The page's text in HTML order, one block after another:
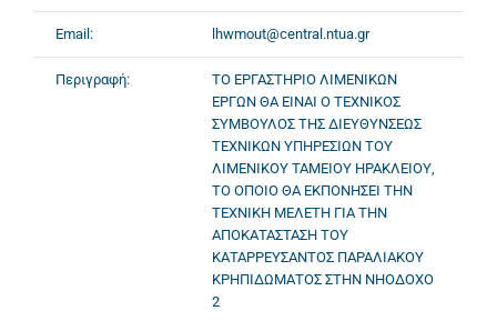
Email: lhwmout@central.ntua.gr
Περιγραφή:
ΤΟ ΕΡΓΑΣΤΗΡΙΟ ΛΙΜΕΝΙΚΩΝ
ΕΡΓΩΝ ΘΑ ΕΙΝΑΙ Ο ΤΕΧΝΙΚΟΣ
ΣΥΜΒΟΥΛΟΣ ΤΗΣ ΔΙΕΥΘΥΝΣΕΩΣ
ΤΕΧΝΙΚΩΝ ΥΠΗΡΕΣΙΩΝ ΤΟΥ
ΛΙΜΕΝΙΚΟΥ ΤΑΜΕΙΟΥ ΗΡΑΚΛΕΙΟΥ,
ΤΟ ΟΠΟΙΟ ΘΑ ΕΚΠΟΝΗΣΕΙ ΤΗΝ
ΤΕΧΝΙΚΗ ΜΕΛΕΤΗ ΓΙΑ ΤΗΝ
ΑΠΟΚΑΤΑΣΤΑΣΗ ΤΟΥ
ΚΑΤΑΡΡΕΥΣΑΝΤΟΣ ΠΑΡΑΛΙΑΚΟΥ
ΚΡΗΠΙΔΩΜΑΤΟΣ ΣΤΗΝ ΝΗΟΔΟΧΟ
2